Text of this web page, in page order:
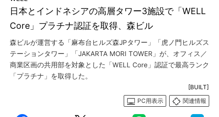
日本とインドネシアの高層タワー3施設で「WELL
Core」プラチナ認証を取得、森ビル
森ビルが運営する「麻布台ヒルズ森JPタワー」「虎ノ門ヒルズス
テーションタワー」「JAKARTA MORI TOWER」が、オフィス／
商業区画の共用部を対象とした「WELL Core」認証で最高ランク
「プラチナ」を取得した。
[BUILT]
PC用表示
関連情報